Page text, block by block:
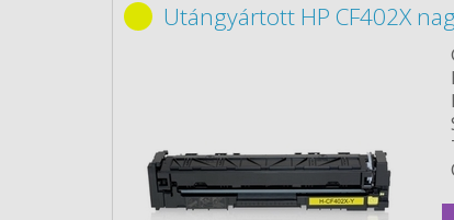
Utángyártott HP CF402X